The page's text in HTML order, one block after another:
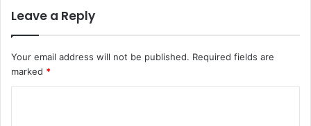
Leave a Reply
Your email address will not be published. Required fields are
marked *